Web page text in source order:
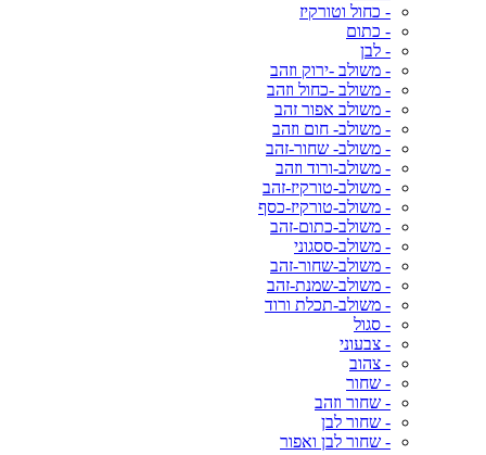
- כחול וטורקיז
- כתום
- לבן
- משולב -ירוק וזהב
- משולב -כחול וזהב
- משולב אפור זהב
- משולב- חום וזהב
- משולב- שחור-זהב
- משולב-ורוד וזהב
- משולב-טורקיז-זהב
- משולב-טורקיז-כסף
- משולב-כתום-זהב
- משולב-ססגוני
- משולב-שחור-זהב
- משולב-שמנת-זהב
- משולב-תכלת ורוד
- סגול
- צבעוני
- צהוב
- שחור
- שחור וזהב
- שחור לבן
- שחור לבן ואפור